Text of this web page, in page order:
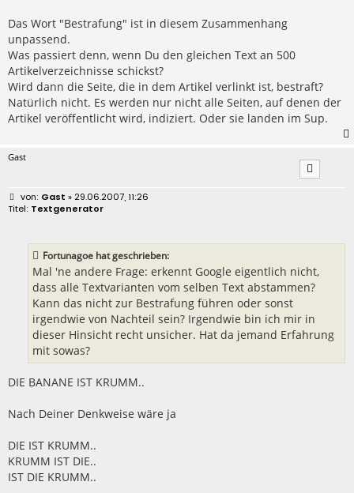
Das Wort "Bestrafung" ist in diesem Zusammenhang
unpassend.
Was passiert denn, wenn Du den gleichen Text an 500
Artikelverzeichnisse schickst?
Wird dann die Seite, die in dem Artikel verlinkt ist, bestraft?
Natürlich nicht. Es werden nur nicht alle Seiten, auf denen der
Artikel veröffentlicht wird, indiziert. Oder sie landen im Sup.
Gast
B
e
i
Gast » 29.06.2007, 11:26
Textgenerator
Fortunagoe hat geschrieben:
Mal 'ne andere Frage: erkennt Google eigentlich nicht,
dass alle Textvarianten vom selben Text abstammen?
Kann das nicht zur Bestrafung führen oder sonst
irgendwie von Nachteil sein? Irgendwie bin ich mir in
dieser Hinsicht recht unsicher. Hat da jemand Erfahrung
mit sowas?
DIE BANANE IST KRUMM..
Nach Deiner Denkweise wäre ja
DIE IST KRUMM..
KRUMM IST DIE..
IST DIE KRUMM..